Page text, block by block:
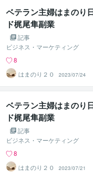
ベテラン主婦はまのり
ド梶尾隼副業
記事
ビジネス・マーケティング
8
はまのり２０
2023/07/24
ベテラン主婦はまのり
ド梶尾隼副業
記事
ビジネス・マーケティング
8
はまのり２０
2023/07/21